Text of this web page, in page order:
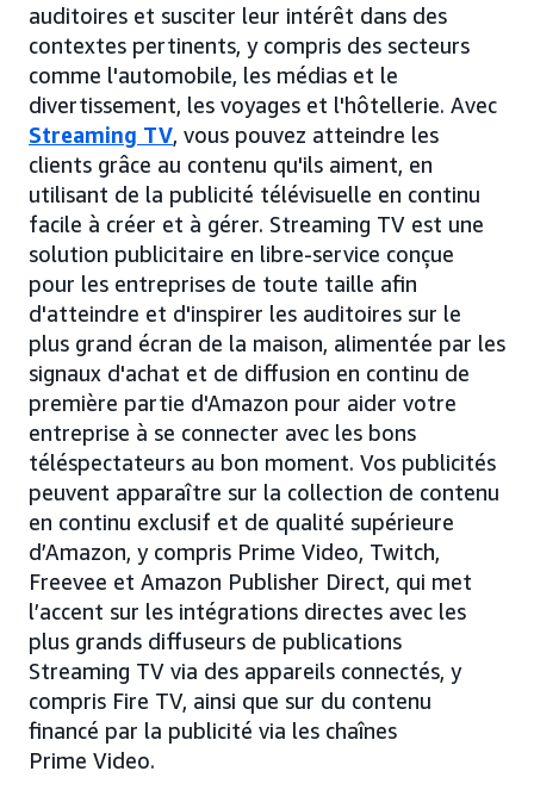
auditoires et susciter leur intérêt dans des
contextes pertinents, y compris des secteurs
comme l'automobile, les médias et le
divertissement, les voyages et l'hôtellerie. Avec
Streaming TV, vous pouvez atteindre les
clients grâce au contenu qu'ils aiment, en
utilisant de la publicité télévisuelle en continu
facile à créer et à gérer. Streaming TV est une
solution publicitaire en libre-service conçue
pour les entreprises de toute taille afin
d'atteindre et d'inspirer les auditoires sur le
plus grand écran de la maison, alimentée par les
signaux d'achat et de diffusion en continu de
première partie d'Amazon pour aider votre
entreprise à se connecter avec les bons
téléspectateurs au bon moment. Vos publicités
peuvent apparaître sur la collection de contenu
en continu exclusif et de qualité supérieure
d’Amazon, y compris Prime Video, Twitch,
Freevee et Amazon Publisher Direct, qui met
l’accent sur les intégrations directes avec les
plus grands diffuseurs de publications
Streaming TV via des appareils connectés, y
compris Fire TV, ainsi que sur du contenu
financé par la publicité via les chaînes
Prime Video.